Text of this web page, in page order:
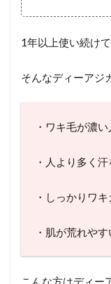
1年以上使い続け
そんなディーアジ
・ワキ毛が濃い
・人より多く
・しっかりワ
・肌が荒れやす
こんな方はディー